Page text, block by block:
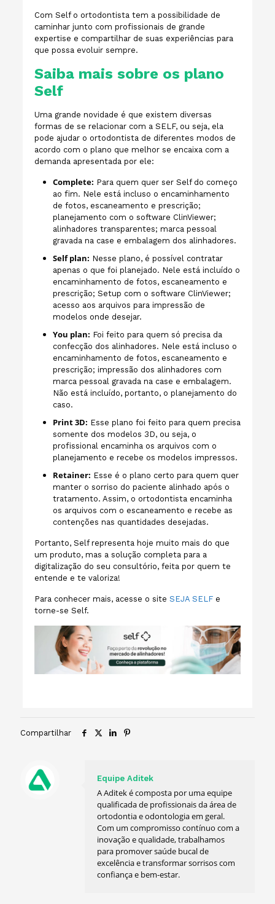
Com Self o ortodontista tem a possibilidade de
caminhar junto com profissionais de grande
expertise e compartilhar de suas experiências para
que possa evoluir sempre.
Saiba mais sobre os plano
Self
Uma grande novidade é que existem diversas
formas de se relacionar com a SELF, ou seja, ela
pode ajudar o ortodontista de diferentes modos de
acordo com o plano que melhor se encaixa com a
demanda apresentada por ele:
Complete: Para quem quer ser Self do começo
ao fim. Nele está incluso o encaminhamento
de fotos, escaneamento e prescrição;
planejamento com o software ClinViewer;
alinhadores transparentes; marca pessoal
gravada na case e embalagem dos alinhadores.
Self plan: Nesse plano, é possível contratar
apenas o que foi planejado. Nele está incluído o
encaminhamento de fotos, escaneamento e
prescrição; Setup com o software ClinViewer;
acesso aos arquivos para impressão de
modelos onde desejar.
You plan: Foi feito para quem só precisa da
confecção dos alinhadores. Nele está incluso o
encaminhamento de fotos, escaneamento e
prescrição; impressão dos alinhadores com
marca pessoal gravada na case e embalagem.
Não está incluído, portanto, o planejamento do
caso.
Print 3D: Esse plano foi feito para quem precisa
somente dos modelos 3D, ou seja, o
profissional encaminha os arquivos com o
planejamento e recebe os modelos impressos.
Retainer: Esse é o plano certo para quem quer
manter o sorriso do paciente alinhado após o
tratamento. Assim, o ortodontista encaminha
os arquivos com o escaneamento e recebe as
contenções nas quantidades desejadas.
Portanto, Self representa hoje muito mais do que
um produto, mas a solução completa para a
digitalização do seu consultório, feita por quem te
entende e te valoriza!
Para conhecer mais, acesse o site SEJA SELFe
torne-se Self.
Compartilhar
Equipe Aditek
A Aditek é composta por uma equipe
qualificada de profissionais da área de
ortodontia e odontologia em geral.
Com um compromisso contínuo com a
inovação e qualidade, trabalhamos
para promover saúde bucal de
excelência e transformar sorrisos com
confiança e bem-estar.